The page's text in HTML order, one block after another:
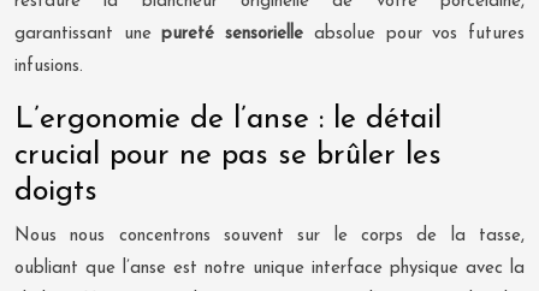
garantissant unepureté sensorielle absolue pour vos futures
infusions.
L’ergonomie de l’anse : le détail
crucial pour ne pas se brûler les
doigts
Nous nous concentrons souvent sur le corps de la tasse,
oubliant que l’anse est notre unique interface physique avec la